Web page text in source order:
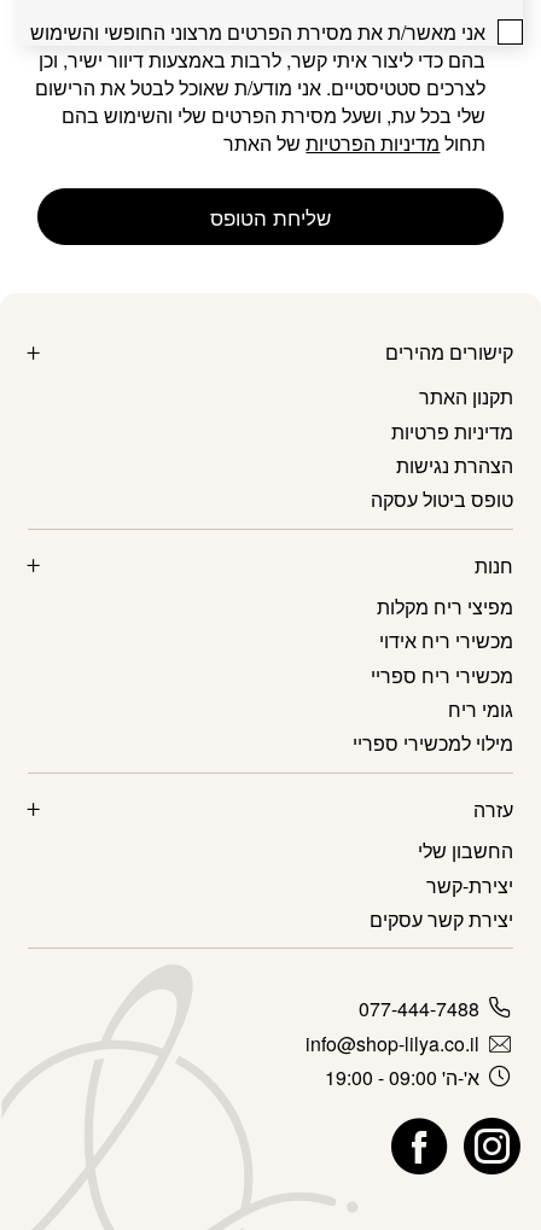
אני מאשר/ת את מסירת הפרטים מרצוני החופשי והשימוש
בהם כדי ליצור איתי קשר, לרבות באמצעות דיוור ישיר, וכן
לצרכים סטטיסטיים. אני מודע/ת שאוכל לבטל את הרישום
שלי בכל עת, ושעל מסירת הפרטים שלי והשימוש בהם
תחול מדיניות הפרטיותשל האתר
קישורים מהירים
תקנון האתר
מדיניות פרטיות
הצהרת נגישות
טופס ביטול עסקה
חנות
מפיצי ריח מקלות
מכשירי ריח אידוי
מכשירי ריח ספריי
גומי ריח
מילוי למכשירי ספריי
עזרה
החשבון שלי
יצירת-קשר
יצירת קשר עסקים
077-444-7488
info@shop-lilya.co.il
א'-ה' 09:00 - 19:00